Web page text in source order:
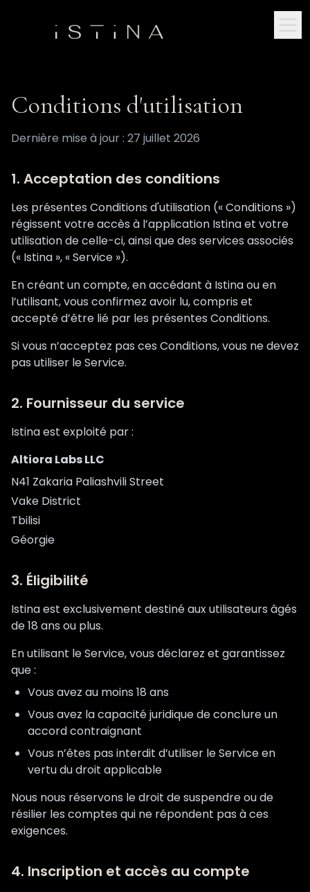
Conditions d'utilisation
Dernière mise à jour : 27 juillet 2026
1. Acceptation des conditions
Les présentes Conditions d'utilisation (« Conditions »)
régissent votre accès à l’application Istina et votre
utilisation de celle-ci, ainsi que des services associés
(« Istina », « Service »).
En créant un compte, en accédant à Istina ou en
l’utilisant, vous confirmez avoir lu, compris et
accepté d’être lié par les présentes Conditions.
Si vous n’acceptez pas ces Conditions, vous ne devez
pas utiliser le Service.
2. Fournisseur du service
Istina est exploité par :
Altiora Labs LLC
N41 Zakaria Paliashvili Street
Vake District
Tbilisi
Géorgie
3. Éligibilité
Istina est exclusivement destiné aux utilisateurs âgés
de 18 ans ou plus.
En utilisant le Service, vous déclarez et garantissez
que :
Vous avez au moins 18 ans
Vous avez la capacité juridique de conclure un
accord contraignant
Vous n’êtes pas interdit d’utiliser le Service en
vertu du droit applicable
Nous nous réservons le droit de suspendre ou de
résilier les comptes qui ne répondent pas à ces
exigences.
4. Inscription et accès au compte